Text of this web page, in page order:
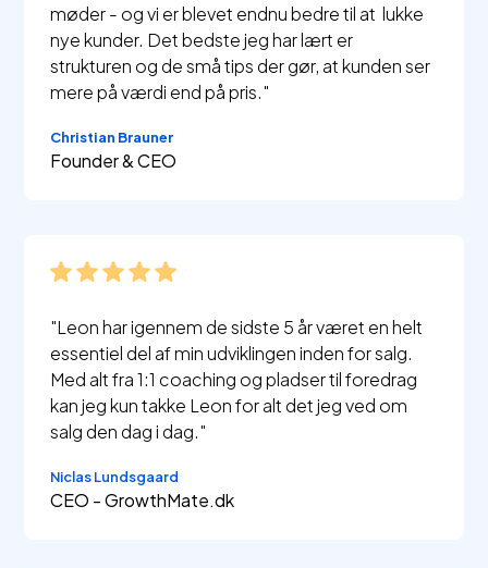
møder - og vi er blevet endnu bedre til at lukke
nye kunder. Det bedste jeg har lært er
strukturen og de små tips der gør, at kunden ser
mere på værdi end på pris."
Christian Brauner
Founder & CEO
"Leon har igennem de sidste 5 år været en helt
essentiel del af min udviklingen inden for salg.
Med alt fra 1:1 coaching og pladser til foredrag
kan jeg kun takke Leon for alt det jeg ved om
salg den dag i dag."
Niclas Lundsgaard
CEO - GrowthMate.dk